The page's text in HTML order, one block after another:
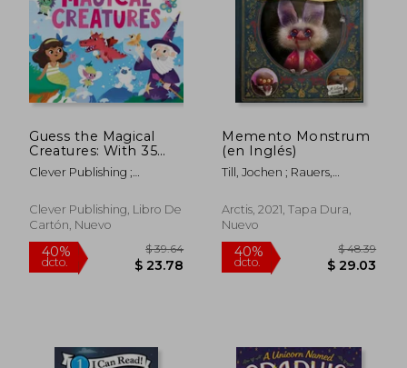
40% $ 34.89 40%
Guess the Magical
Creatures: With 35
Flaps! (en Inglés)
Clever Publishing ;
Clever Publishing, Libro De
Cartón, Nuevo
Memento Monstrum
(en Inglés)
Till, Jochen ; Rauers,
Arctis, 2021, Tapa Dura,
Nuevo